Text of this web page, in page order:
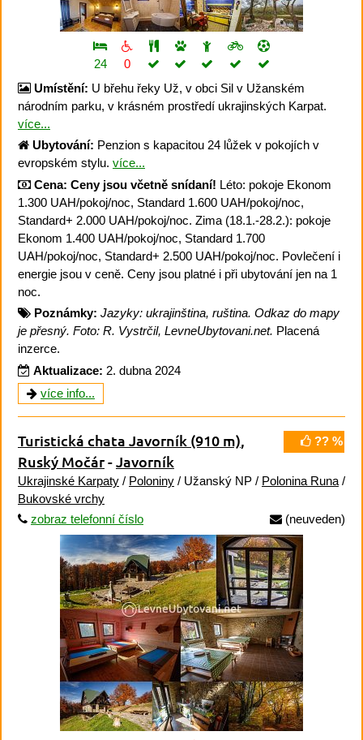
24
0
Umístění: U břehu řeky Už, v obci Sil v Užanském
národním parku, v krásném prostředí ukrajinských Karpat.
více...
Ubytování: Penzion s kapacitou 24 lůžek v pokojích v
evropském stylu. více...
Cena: Ceny jsou včetně snídaní! Léto: pokoje Ekonom
1.300 UAH/pokoj/noc, Standard 1.600 UAH/pokoj/noc,
Standard+ 2.000 UAH/pokoj/noc. Zima (18.1.-28.2.): pokoje
Ekonom 1.400 UAH/pokoj/noc, Standard 1.700
UAH/pokoj/noc, Standard+ 2.500 UAH/pokoj/noc. Povlečení i
energie jsou v ceně. Ceny jsou platné i při ubytování jen na 1
noc.
Poznámky: Jazyky: ukrajinština, ruština. Odkaz do mapy
je přesný. Foto: R. Vystrčil, LevneUbytovani.net. Placená
inzerce.
Aktualizace: 2. dubna 2024
více info...
?? %
Turistická chata Javorník (910 m),
Ruský Močár-Javorník
Ukrajinské Karpaty / Poloniny / Užanský NP / Polonina Runa /
Bukovské vrchy
zobraz telefonní číslo
(neuveden)